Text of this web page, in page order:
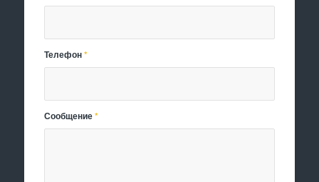
Телефон*
Сообщение*